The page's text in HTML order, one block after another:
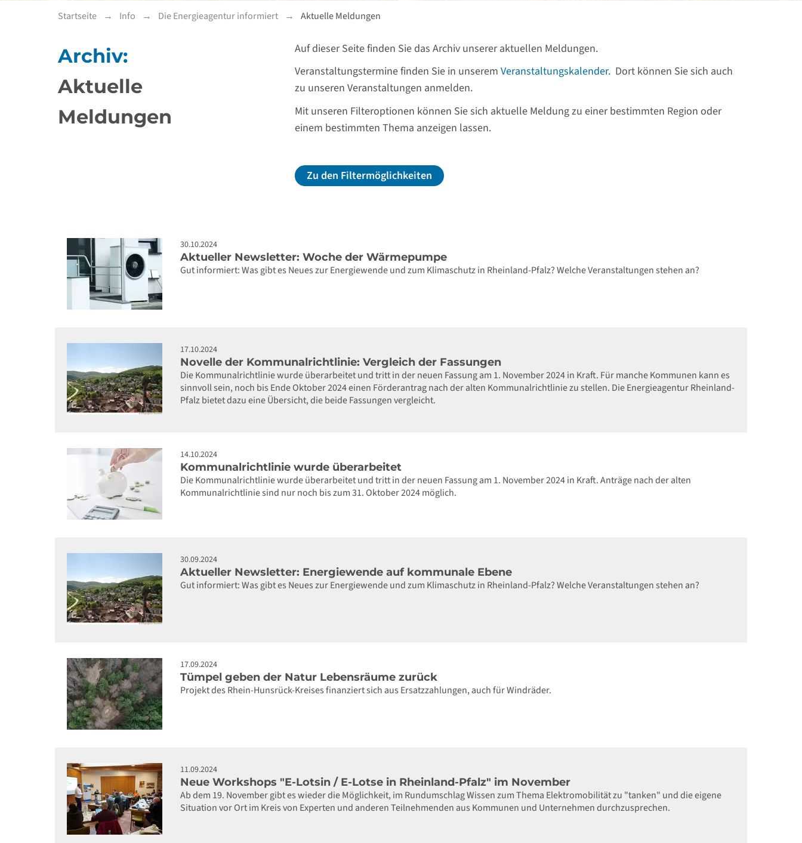
Startseite Info Die Energieagentur informiert Aktuelle Meldungen
Archiv:
Aktuelle
Meldungen
Auf dieser Seite finden Sie das Archiv unserer aktuellen Meldungen.
Veranstaltungstermine finden Sie in unserem Veranstaltungskalender. Dort können Sie sich auch
zu unseren Veranstaltungen anmelden.
Mit unseren Filteroptionen können Sie sich aktuelle Meldung zu einer bestimmten Region oder
einem bestimmten Thema anzeigen lassen.
Zu den Filtermöglichkeiten
30.10.2024
Aktueller Newsletter: Woche der Wärmepumpe
Gut informiert: Was gibt es Neues zur Energiewende und zum Klimaschutz in Rheinland-Pfalz? Welche Veranstaltungen stehen an?
17.10.2024
Novelle der Kommunalrichtlinie: Vergleich der Fassungen
Die Kommunalrichtlinie wurde überarbeitet und tritt in der neuen Fassung am 1. November 2024 in Kraft. Für manche Kommunen kann es
sinnvoll sein, noch bis Ende Oktober 2024 einen Förderantrag nach der alten Kommunalrichtlinie zu stellen. Die Energieagentur Rheinland-
Pfalz bietet dazu eine Übersicht, die beide Fassungen vergleicht.
14.10.2024
Kommunalrichtlinie wurde überarbeitet
Die Kommunalrichtlinie wurde überarbeitet und tritt in der neuen Fassung am 1. November 2024 in Kraft. Anträge nach der alten
Kommunalrichtlinie sind nur noch bis zum 31. Oktober 2024 möglich.
30.09.2024
Aktueller Newsletter: Energiewende auf kommunale Ebene
Gut informiert: Was gibt es Neues zur Energiewende und zum Klimaschutz in Rheinland-Pfalz? Welche Veranstaltungen stehen an?
17.09.2024
Tümpel geben der Natur Lebensräume zurück
Projekt des Rhein-Hunsrück-Kreises finanziert sich aus Ersatzzahlungen, auch für Windräder.
11.09.2024
Neue Workshops "E-Lotsin / E-Lotse in Rheinland-Pfalz" im November
Ab dem 19. November gibt es wieder die Möglichkeit, im Rundumschlag Wissen zum Thema Elektromobilität zu "tanken" und die eigene
Situation vor Ort im Kreis von Experten und anderen Teilnehmenden aus Kommunen und Unternehmen durchzusprechen.